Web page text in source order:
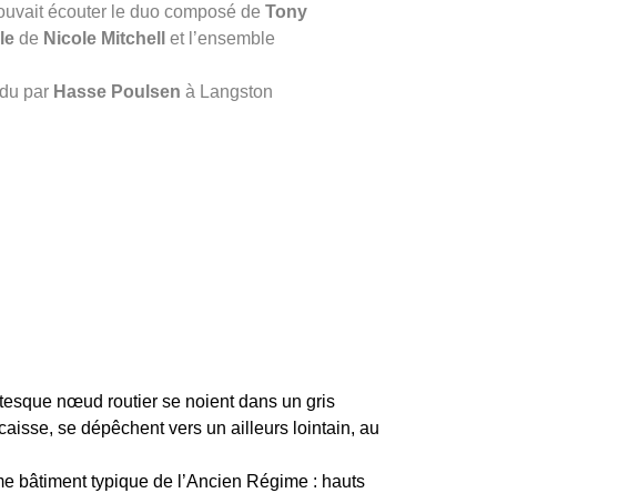
écouter le duo composé de Tony
de Nicole Mitchell et l’ensemble
par Hasse Poulsen à Langston
nœud routier se noient dans un gris
se dépêchent vers un ailleurs lointain, au
bâtiment typique de l’Ancien Régime : hauts